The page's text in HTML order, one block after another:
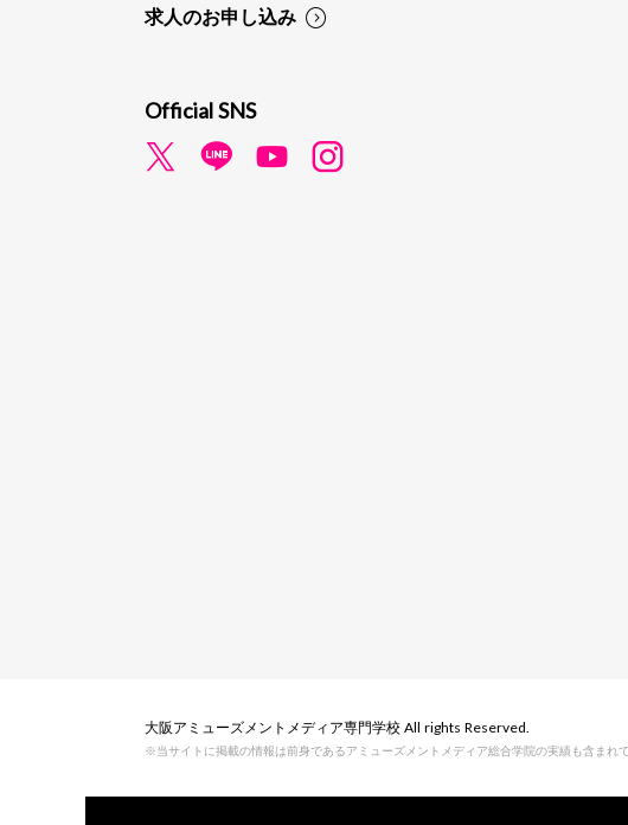
求人のお申し込み
Official SNS
大阪アミューズメントメディア専門学校 All rights Reserved.
※当サイトに掲載の情報は前身であるアミューズメントメディア総合学院の実績も含まれて